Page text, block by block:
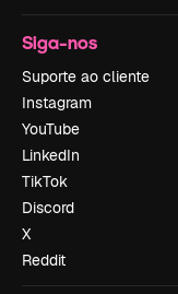
Siga-nos
Suporte ao cliente
Instagram
YouTube
LinkedIn
TikTok
Discord
X
Reddit